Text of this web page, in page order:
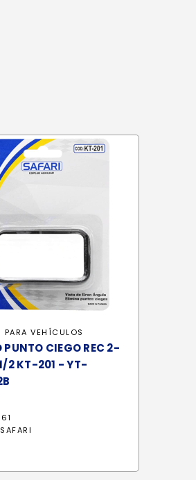
PARA VEHÍCULOS
PUNTO CIEGO REC 2-
2 KT-201 - YT-
SAFARI